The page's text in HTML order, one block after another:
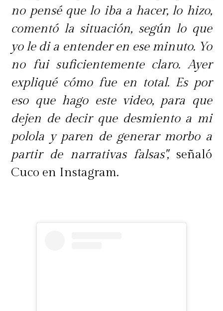
no pensé que lo iba a hacer, lo hizo,
comentó la situación, según lo que
yo le di a entender en ese minuto. Yo
no fui suficientemente claro. Ayer
expliqué cómo fue en total. Es por
eso que hago este video, para que
dejen de decir que desmiento a mi
polola y paren de generar morbo a
partir de narrativas falsas",señaló
Cuco en Instagram.